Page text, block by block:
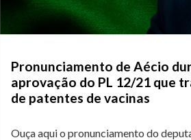
Pronunciamento de Aécio
aprovação do PL 12/21 que
de patentes de vacinas
Ouça aqui o pronunciamento do